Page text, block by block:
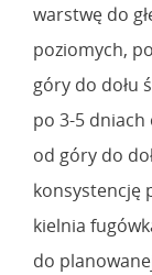
warstwę do
poziomych,
góry do dołu
po 3-5
od góry do
konsystencję
kielnia
do